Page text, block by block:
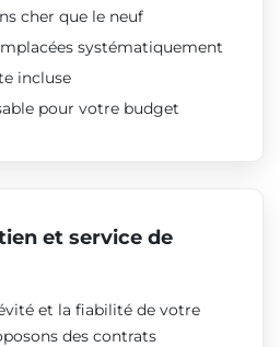
cher que le neuf
systématiquement
incluse
pour votre budget
et service de
et la fiabilité de votre
des contrats